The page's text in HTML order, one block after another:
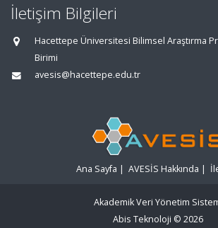
İletişim Bilgileri
Hacettepe Üniversitesi Bilimsel Araştırma
Birimi
avesis@hacettepe.edu.tr
Ana Sayfa | AVESİS Hakkında |
Akademik Veri Yönetim
Abis Teknoloji © 2026